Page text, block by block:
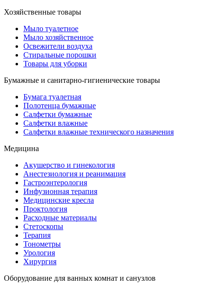
Хозяйственные товары
Мыло туалетное
Мыло хозяйственное
Освежители воздуха
Стиральные порошки
Товары для уборки
Бумажные и санитарно-гигиенические товары
Бумага туалетная
Полотенца бумажные
Салфетки бумажные
Салфетки влажные
Салфетки влажные технического назначения
Медицина
Акушерство и гинекология
Анестезиология и реанимация
Гастроэнтерология
Инфузионная терапия
Медицинские кресла
Проктология
Расходные материалы
Стетоскопы
Терапия
Тонометры
Урология
Хирургия
Оборудование для ванных комнат и санузлов